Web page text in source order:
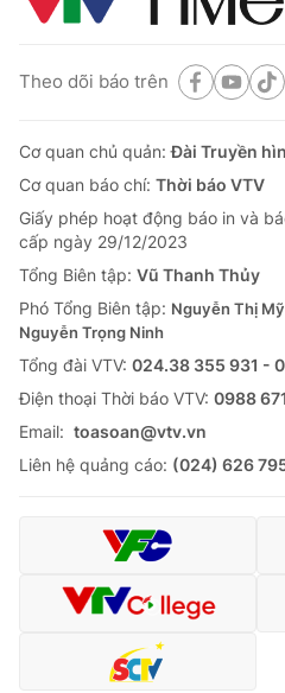
Theo dõi báo trên
Cơ quan chủ quản:Đài Truyền
Cơ quan báo chí: Thời báo VTV
Giấy phép hoạt động báo in và
cấp ngày 29/12/2023
Tổng Biên tập: Vũ Thanh Thủy
Phó Tổng Biên tập: Nguyễn Thị
Nguyễn Trọng Ninh
Tổng đài VTV: 024.38 355 931 -
Ðiện thoại Thời báo VTV: 0988
Email: toasoan@vtv.vn
Liên hệ quảng cáo: (024) 626